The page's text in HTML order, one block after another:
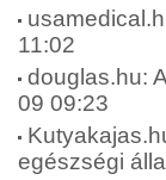
11:02
douglas.hu:
09 09:23
egészségi